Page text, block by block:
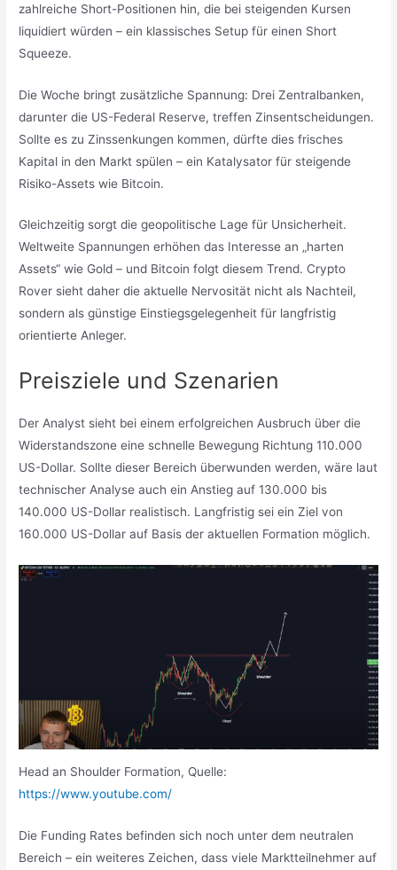
zahlreiche Short-Positionen hin, die bei steigenden Kursen
liquidiert würden – ein klassisches Setup für einen Short
Squeeze.
Die Woche bringt zusätzliche Spannung: Drei Zentralbanken,
darunter die US-Federal Reserve, treffen Zinsentscheidungen.
Sollte es zu Zinssenkungen kommen, dürfte dies frisches
Kapital in den Markt spülen – ein Katalysator für steigende
Risiko-Assets wie Bitcoin.
Gleichzeitig sorgt die geopolitische Lage für Unsicherheit.
Weltweite Spannungen erhöhen das Interesse an „harten
Assets“ wie Gold – und Bitcoin folgt diesem Trend. Crypto
Rover sieht daher die aktuelle Nervosität nicht als Nachteil,
sondern als günstige Einstiegsgelegenheit für langfristig
orientierte Anleger.
Preisziele und Szenarien
Der Analyst sieht bei einem erfolgreichen Ausbruch über die
Widerstandszone eine schnelle Bewegung Richtung 110.000
US-Dollar. Sollte dieser Bereich überwunden werden, wäre laut
technischer Analyse auch ein Anstieg auf 130.000 bis
140.000 US-Dollar realistisch. Langfristig sei ein Ziel von
160.000 US-Dollar auf Basis der aktuellen Formation möglich.
Head an Shoulder Formation, Quelle:
https://www.youtube.com/
Die Funding Rates befinden sich noch unter dem neutralen
Bereich – ein weiteres Zeichen, dass viele Marktteilnehmer auf